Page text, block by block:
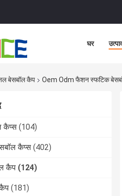
घर
बेसबॉल कैप Oem Odm फैशन स्फटिक
कैप्स (104)
कैप्स (402)
कैप (124)
(181)